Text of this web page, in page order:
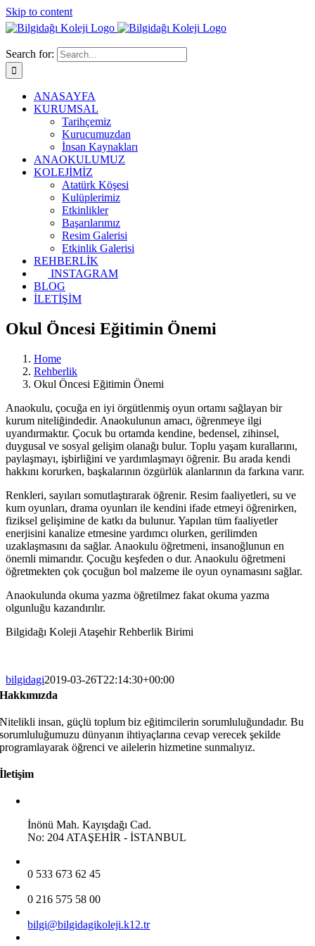
Skip to content
Search for:
ANASAYFA
KURUMSAL
Tarihçemiz
Kurucumuzdan
İnsan Kaynakları
ANAOKULUMUZ
KOLEJİMİZ
Atatürk Köşesi
Kulüplerimiz
Etkinlikler
Başarılarımız
Resim Galerisi
Etkinlik Galerisi
REHBERLİK
INSTAGRAM
BLOG
İLETİŞİM
Okul Öncesi Eğitimin Önemi
Home
Rehberlik
Okul Öncesi Eğitimin Önemi
Anaokulu, çocuğa en iyi örgütlenmiş oyun ortamı sağlayan bir
kurum niteliğindedir. Anaokulunun amacı, öğrenmeye ilgi
uyandırmaktır. Çocuk bu ortamda kendine, bedensel, zihinsel,
duygusal ve sosyal gelişim olanağı bulur. Toplu yaşam kurallarını,
paylaşmayı, işbirliğini ve yardımlaşmayı öğrenir. Bu arada kendi
hakkını korurken, başkalarının özgürlük alanlarının da farkına varır.
Renkleri, sayıları somutlaştırarak öğrenir. Resim faaliyetleri, su ve
kum oyunları, drama oyunları ile kendini ifade etmeyi öğrenirken,
fiziksel gelişimine de katkı da bulunur. Yapılan tüm faaliyetler
enerjisini kanalize etmesine yardımcı olurken, gerilimden
uzaklaşmasını da sağlar. Anaokulu öğretmeni, insanoğlunun en
önemli mimarıdır. Çocuğu keşfeden o dur. Anaokulu öğretmeni
öğretmekten çok çocuğun bol malzeme ile oyun oynamasını sağlar.
Anaokulunda okuma yazma öğretilmez fakat okuma yazma
olgunluğu kazandırılır.
Bilgidağı Koleji Ataşehir Rehberlik Birimi
bilgidagi2019-03-26T22:14:30+00:00
Hakkımızda
Nitelikli insan, güçlü toplum biz eğitimcilerin sorumluluğundadır. Bu
sorumluluğumuzu dünyanın ihtiyaçlarına cevap verecek şekilde
programlayarak öğrenci ve ailelerin hizmetine sunmalıyız.
İletişim
İnönü Mah. Kayışdağı Cad.
No: 204 ATAŞEHİR - İSTANBUL
0 533 673 62 45
0 216 575 58 00
bilgi@bilgidagikoleji.k12.tr